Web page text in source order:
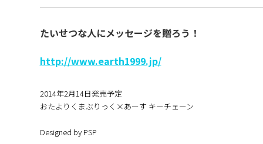
たいせつな人にメッセージを贈ろう！
http://www.earth1999.jp/
2014年2月14日発売予定
おたよりくまぶりっく×あーす キーチェーン
Designed by PSP